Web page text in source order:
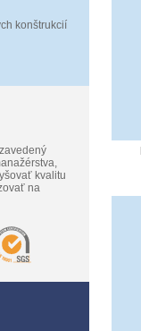
konštrukcií
kvalitu
na